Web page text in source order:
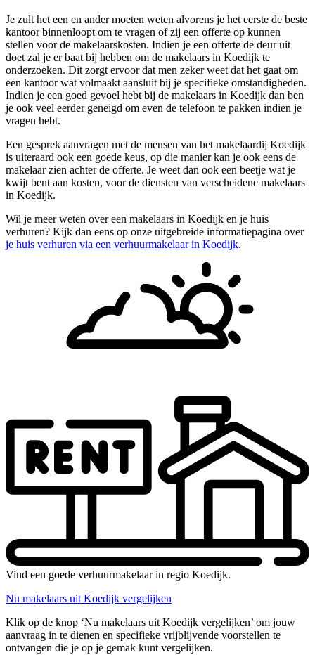
Je zult het een en ander moeten weten alvorens je het eerste de beste
kantoor binnenloopt om te vragen of zij een offerte op kunnen
stellen voor de makelaarskosten. Indien je een offerte de deur uit
doet zal je er baat bij hebben om de makelaars in Koedijk te
onderzoeken. Dit zorgt ervoor dat men zeker weet dat het gaat om
een kantoor wat volmaakt aansluit bij je specifieke omstandigheden.
Indien je een goed gevoel hebt bij de makelaars in Koedijk dan ben
je ook veel eerder geneigd om even de telefoon te pakken indien je
vragen hebt.
Een gesprek aanvragen met de mensen van het makelaardij Koedijk
is uiteraard ook een goede keus, op die manier kan je ook eens de
makelaar zien achter de offerte. Je weet dan ook een beetje wat je
kwijt bent aan kosten, voor de diensten van verscheidene makelaars
in Koedijk.
Wil je meer weten over een makelaars in Koedijk en je huis
verhuren? Kijk dan eens op onze uitgebreide informatiepagina over
je huis verhuren via een verhuurmakelaar in Koedijk.
Vind een goede verhuurmakelaar in regio Koedijk.
Nu makelaars uit Koedijk vergelijken
Klik op de knop ‘Nu makelaars uit Koedijk vergelijken’ om jouw
aanvraag in te dienen en specifieke vrijblijvende voorstellen te
ontvangen die je op je gemak kunt vergelijken.